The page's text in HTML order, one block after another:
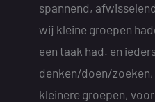
spannend,
wij kleine groepen
een taak had. en
denken/doen/
kleinere groepen,